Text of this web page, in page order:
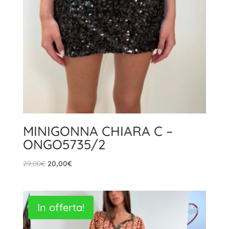
MINIGONNA CHIARA C –
ONGO5735/2
29,00€ Il
era:
29,00€.
20,00€Il
è:
20,00€.
In offerta!